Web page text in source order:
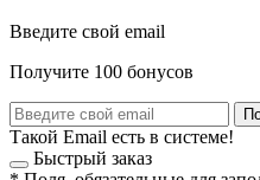
Введите свой email
Получите 100 бонусов
Такой Email есть в системе!
Быстрый заказ